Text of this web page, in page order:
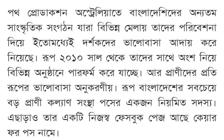
পথ প্রোডাকশন অস্ট্রেলিয়াতে বাংলাদেশিদের অন্যতম
সাংস্কৃতিক সংগঠন যারা বিভিন্ন মেলায় তাদের পরিবেশনা
দিয়ে ইতোমধ্যেই দর্শকদের ভালোবাসা আদায় করে
নিয়েছে। রূপ ২০১০ সাল থেকে তাদের সাথে অংশ নিয়ে
বিভিন্ন অনুষ্ঠানে পারফর্ম করে যাচ্ছে। আর প্রাণীদের প্রতি
রূপের ভালোবাসা অনুকরণীয়। রূপ বাংলাদেশের সবচেয়ে
বড় প্রাণী কল্যাণ সংস্থা পসের একজন নিয়মিত সদস্য।
এছাড়াও তার একটি নিজস্ব ফেসবুক পেজ আছে কেয়ার
ফর পস নামে।